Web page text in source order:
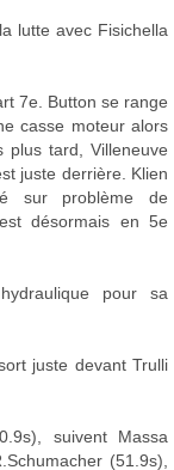
lutte avec Fisichella
7e. Button se range
casse moteur alors
plus tard, Villeneuve
juste derrière. Klien
sur problème de
désormais en 5e
pour sa
juste devant Trulli
suivent Massa
(51.9s),